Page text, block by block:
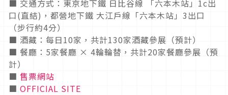
■ 交通方式：東京地下鐵 日比谷線 「六本木站」1c出
口(直結)，都營地下鐵 大江戶線「六本木站」3出口
（步行約4分）
■ 酒藏：每日10家，共計130家酒藏參展（預計）
■ 餐廳：5家餐廳 × 4輪輪替，共計20家餐廳參展（預
計）
■ 售票網站
■ OFFICIAL SITE